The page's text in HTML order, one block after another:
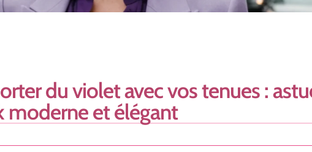
du violet avec vos tenues :
moderne et élégant